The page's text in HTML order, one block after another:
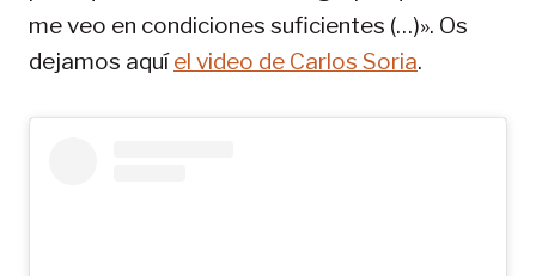
me veo en condiciones suficientes (…)». Os
dejamos aquíel video de Carlos Soria.